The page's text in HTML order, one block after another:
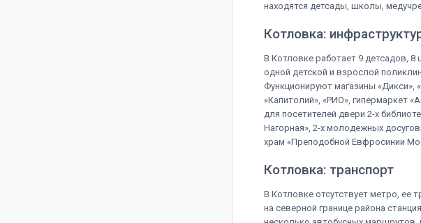
находятся детсады, школы,
Котловка:
В Котловке работает 9 детсадов,
одной детской и взрослой
Функционируют магазины «Дикси»,
«Капитолий», «РИО», гипермаркет
для посетителей двери 2-х
Нагорная», 2-х молодежных
храм «Преподобной Евфросинии
Котловка: транспорт
В Котловке отсутствует метро, ее
на северной границе района